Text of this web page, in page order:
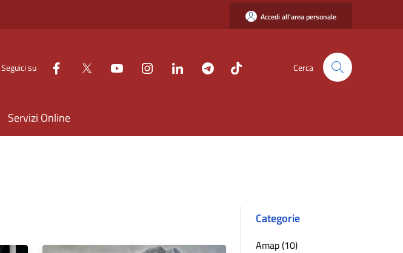
Accedi all'area personale
Seguici su Cerca
Servizi Online
Categorie
Amap (10)